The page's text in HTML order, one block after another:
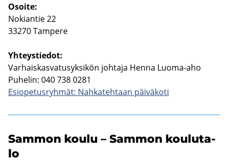
Osoi­te:
No­kian­tie 22
33270 Tam­pe­re
Yh­teys­tie­dot:
Var­hais­kas­va­tusyk­si­kön joh­ta­ja Henna Luoma-​aho
Pu­he­lin: 040 738 0281
Esio­pe­tus­ryh­mät: Nah­ka­teh­taan päi­vä­ko­ti
Sam­mon koulu – Sam­mon kou­lu­ta­
lo